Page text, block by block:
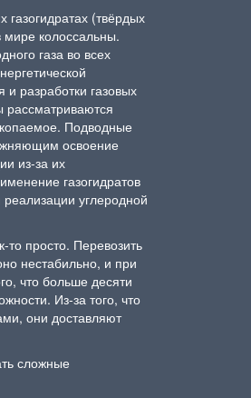
(твёрдых
мире колоссальны.
газа во всех
и разработки газовых
рассматриваются
Подводные
освоение
из-за их
газогидратов
углеродной
то просто. Перевозить
нестабильно, и при
что больше десяти
Из-за того, что
они доставляют
сложные